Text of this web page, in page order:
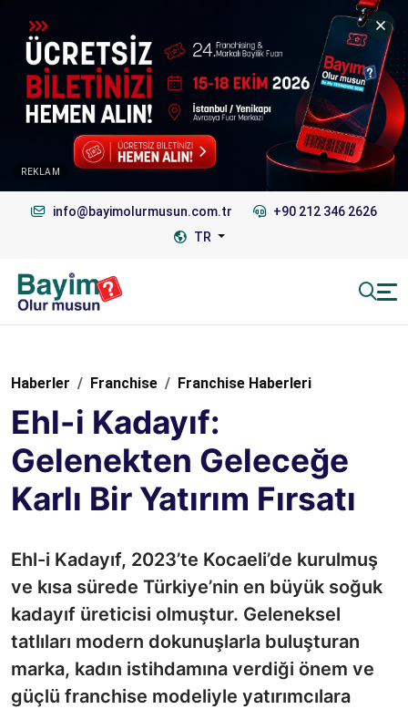
REKLAM
info@bayimolurmusun.com.tr
+90 212 346 2626
TR
Haberler Franchise Franchise Haberleri
Ehl-i Kadayıf:
Gelenekten Geleceğe
Karlı Bir Yatırım Fırsatı
Ehl-i Kadayıf, 2023’te Kocaeli’de kurulmuş
ve kısa sürede Türkiye’nin en büyük soğuk
kadayıf üreticisi olmuştur. Geleneksel
tatlıları modern dokunuşlarla buluşturan
marka, kadın istihdamına verdiği önem ve
güçlü franchise modeliyle yatırımcılara